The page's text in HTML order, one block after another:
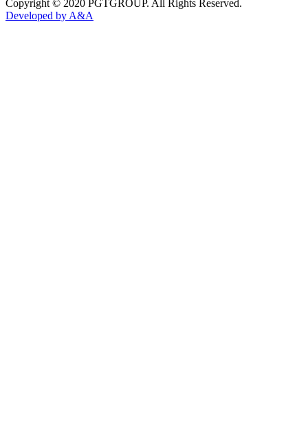
Copyright © 2020 PGTGROUP. All Rights Reserved.
Developed by A&A